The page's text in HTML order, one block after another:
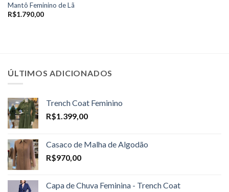
Mantô Feminino de Lã
R$1.790,00
ÚLTIMOS ADICIONADOS
Trench Coat Feminino
R$1.399,00
Casaco de Malha de Algodão
R$970,00
Capa de Chuva Feminina - Trench Coat